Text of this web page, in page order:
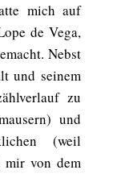
mich auf
de Vega,
Nebst
und seinem
zu
und
(weil
mir von dem